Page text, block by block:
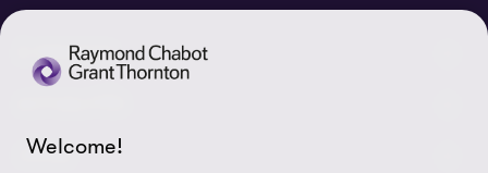
À PROPOS
Événements et webinaires
Nouvelles / communiqués
LÉGAL
Welcome!